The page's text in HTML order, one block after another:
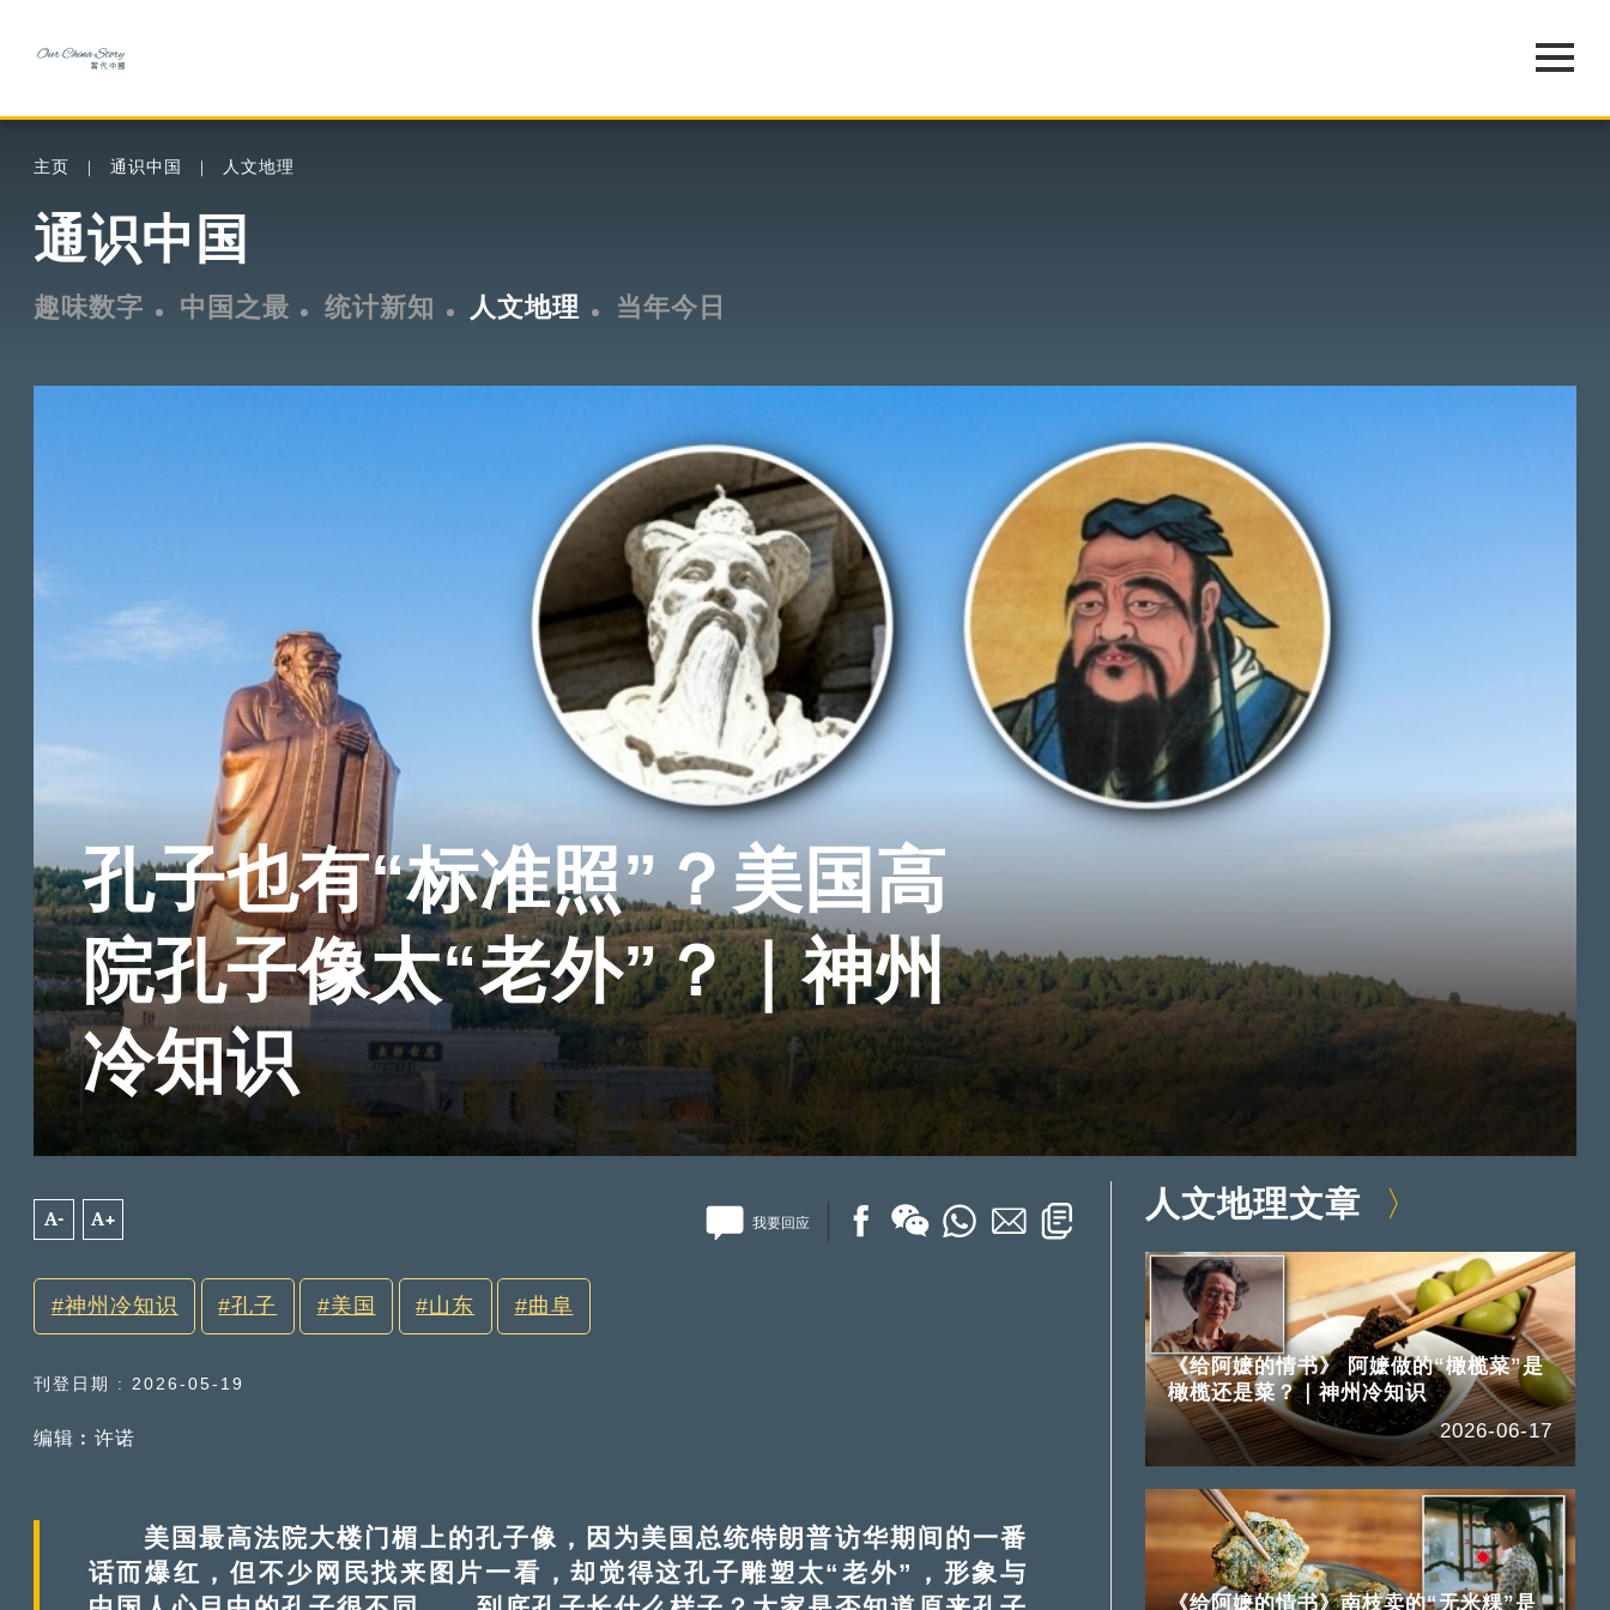
主页 通识中国 人文地理
通识中国
趣味数字 中国之最 统计新知 人文地理 当年今日
孔子也有“标准照”？美国高
院孔子像太“老外”？｜神州
冷知识
A- A+ 我要回应
神州冷知识 孔子 美国 山东 曲阜
刊登日期 : 2026-05-19
编辑︰许诺
美国最高法院大楼门楣上的孔子像，因为美国总统特朗普访华期间的一番
话而爆红，但不少网民找来图片一看，却觉得这孔子雕塑太“老外”，形象与
人文地理文章
《给阿嬷的情书》 阿嬷做的“橄榄菜”是
橄榄还是菜？｜神州冷知识
2026-06-17
《给阿嬷的情书》南枝卖的“无米粿”是